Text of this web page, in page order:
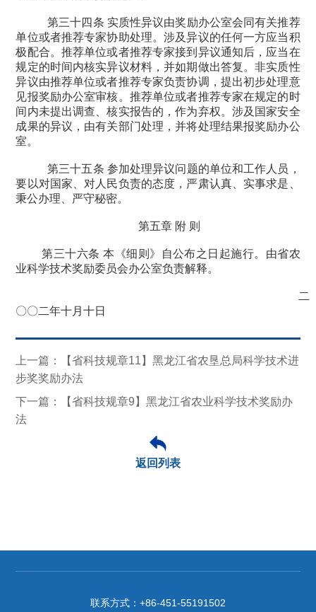
第三十四条 实质性异议由奖励办公室会同有关推荐
单位或者推荐专家协助处理。涉及异议的任何一方应当积
极配合。推荐单位或者推荐专家接到异议通知后，应当在
规定的时间内核实异议材料，并如期做出答复。非实质性
异议由推荐单位或者推荐专家负责协调，提出初步处理意
见报奖励办公室审核。推荐单位或者推荐专家在规定的时
间内未提出调查、核实报告的，作为弃权。涉及国家安全
成果的异议，由有关部门处理，并将处理结果报奖励办公
室。
第三十五条 参加处理异议问题的单位和工作人员，
要以对国家、对人民负责的态度，严肃认真、实事求是、
秉公办理、严守秘密。
第五章 附 则
第三十六条 本《细则》自公布之日起施行。由省农
业科学技术奖励委员会办公室负责解释。
二
〇〇二年十月十日
上一篇：【省科技规章11】黑龙江省农垦总局科学技术进
步奖奖励办法
下一篇：【省科技规章9】黑龙江省农业科学技术奖励办
法
返回列表
联系方式： +86-451-55191502